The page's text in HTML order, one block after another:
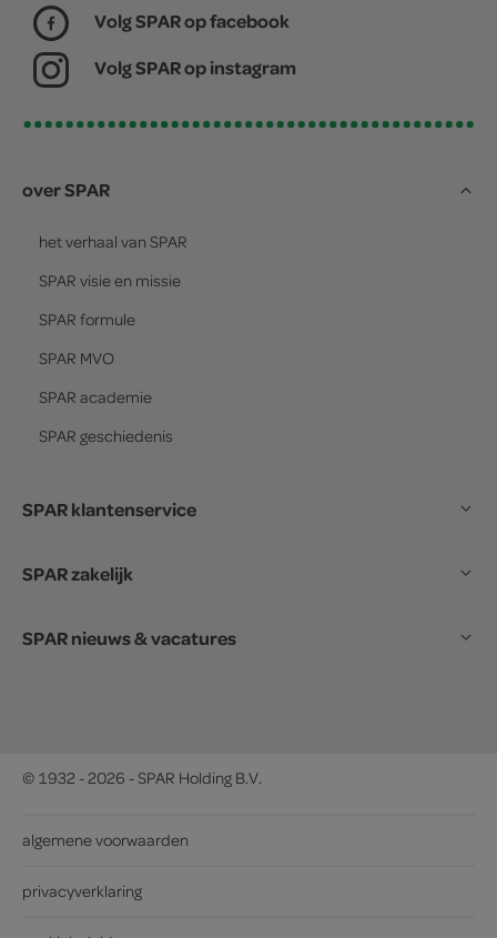
Volg SPAR op facebook
Volg SPAR op instagram
over SPAR
het verhaal van SPAR
SPAR visie en missie
SPAR formule
SPAR MVO
SPAR academie
SPAR geschiedenis
SPAR klantenservice
SPAR zakelijk
SPAR nieuws & vacatures
© 1932 - 2026 - SPAR Holding B.V.
algemene voorwaarden
privacyverklaring